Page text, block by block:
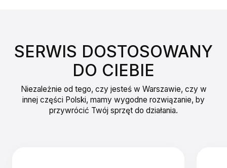
SERWIS DOSTOSOWANY
DO CIEBIE
Niezależnie od tego, czy jesteś w Warszawie, czy w
innej części Polski, mamy wygodne rozwiązanie, by
przywrócić Twój sprzęt do działania.